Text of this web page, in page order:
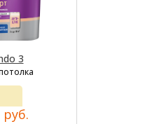
3
руб.